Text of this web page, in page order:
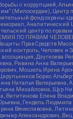
с коррупцией,
(Милосердие), Центр
фонд охраны
центр по
ПО ПРАВАМ
Прав Средств
контроль, Человек
Дзугкоева
Ривина Анна
Мошель Ирина
Борис
Наталья Валерьевна,
Михайловна, Щур
Елена
Гендель
Вячеславовна,
Александрович,